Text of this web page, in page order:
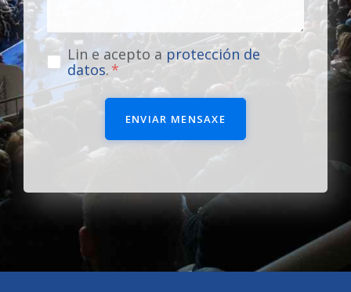
Lin e acepto a protección de
datos.
ENVIAR MENSAXE